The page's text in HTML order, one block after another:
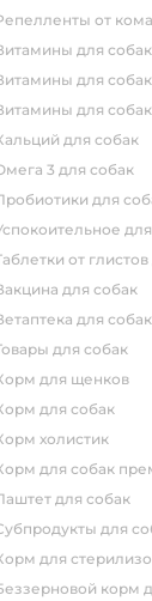
репелленты от
витамины для собак
витамины для
витамины для
кальций для собак
омега 3 для собак
пробиотики для
успокоительное
таблетки от
вакцина для собак
ветаптека для собак
товары для собак
корм для щенков
корм для собак
корм холистик
корм для собак
паштет для собак
субпродукты для
корм для
беззерновой корм